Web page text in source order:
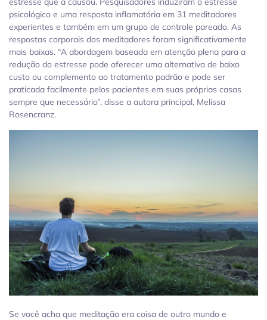
psicológico e uma resposta inflamatória em 31 meditadores
experientes e também em um grupo de controle pareado. As
respostas corporais dos meditadores foram significativamente
mais baixas. “A abordagem baseada em atenção plena para a
redução do estresse pode oferecer uma alternativa de baixo
custo ou complemento ao tratamento padrão e pode ser
praticada facilmente pelos pacientes em suas próprias casas
sempre que necessário”, disse a autora principal, Melissa
Rosencranz.
Se você acha que meditação era coisa de outro mundo e